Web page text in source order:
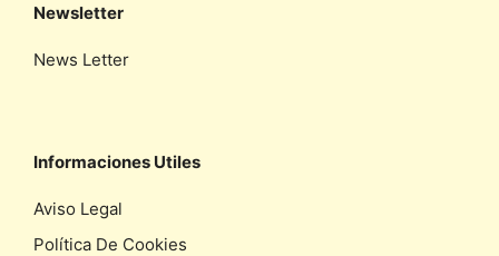
Newsletter
News Letter
Informaciones Utiles
Aviso Legal
Política De Cookies